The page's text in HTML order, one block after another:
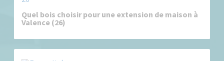
Quel bois choisir pour une extension de maison à
Valence (26)